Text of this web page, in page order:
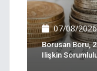
07/08/2026
Borusan Boru,
Ilişkin